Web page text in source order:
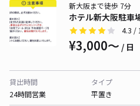
ホテル新大阪駐車
新大阪まで徒歩 7分
4.3 /
¥3,000〜 / 日
貸出時間
24時間営業
タイプ
平置き